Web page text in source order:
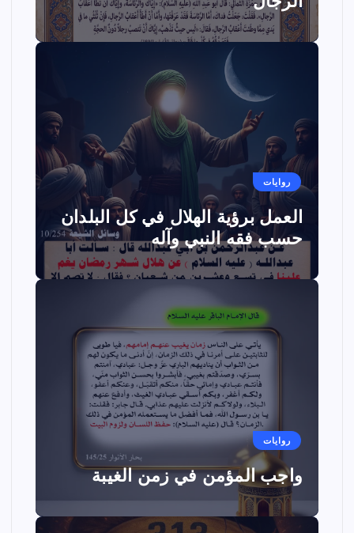
روايات
العمل برؤية الهلال في كل البلدان
حسب فقه النبي وآله
روايات
واجب المؤمن في زمن الغيبة